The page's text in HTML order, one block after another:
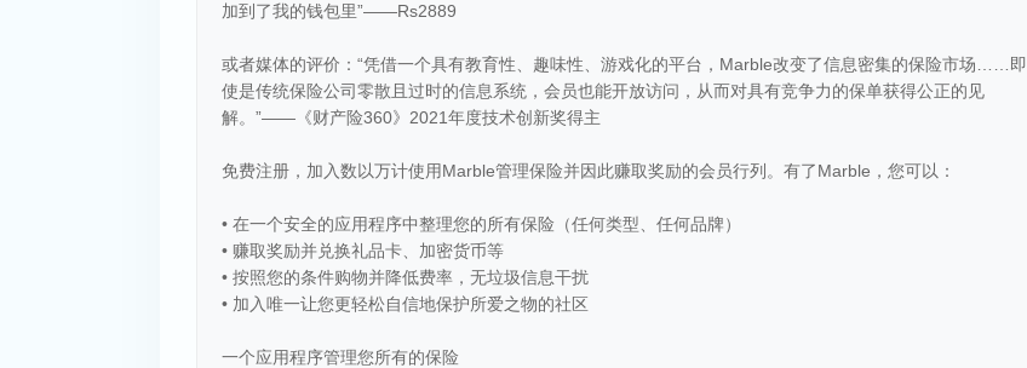
加到了我的钱包里”——Rs2889
或者媒体的评价：“凭借一个具有教育性、趣味性、游戏化的平台，Marble改变了信息密集的保险市场……即
使是传统保险公司零散且过时的信息系统，会员也能开放访问，从而对具有竞争力的保单获得公正的见
解。”——《财产险360》2021年度技术创新奖得主
免费注册，加入数以万计使用Marble管理保险并因此赚取奖励的会员行列。有了Marble，您可以：
• 在一个安全的应用程序中整理您的所有保险（任何类型、任何品牌）
• 赚取奖励并兑换礼品卡、加密货币等
• 按照您的条件购物并降低费率，无垃圾信息干扰
• 加入唯一让您更轻松自信地保护所爱之物的社区
一个应用程序管理您所有的保险